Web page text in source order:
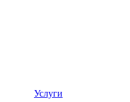
Услуги